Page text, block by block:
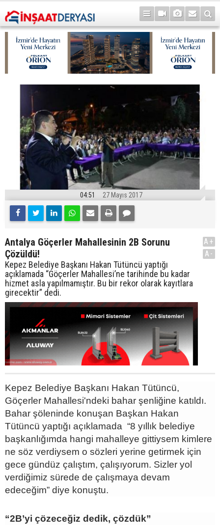
04:51 27 Mayıs 2017
Antalya Göçerler Mahallesinin 2B Sorunu
Çözüldü!
Kepez Belediye Başkanı Hakan Tütüncü yaptığı
açıklamada “Göçerler Mahallesi’ne tarihinde bu kadar
hizmet asla yapılmamıştır. Bu bir rekor olarak kayıtlara
girecektir” dedi.
A+
A-
Kepez Belediye Başkanı Hakan Tütüncü,
Göçerler Mahallesi'ndeki bahar şenliğine katıldı.
Bahar şöleninde konuşan Başkan Hakan
Tütüncü yaptığı açıklamada “8 yıllık belediye
başkanlığımda hangi mahalleye gittiysem kimlere
ne söz verdiysem o sözleri yerine getirmek için
gece gündüz çalıştım, çalışıyorum. Sizler yol
verdiğimiz sürede de çalışmaya devam
edeceğim” diye konuştu.
“2B’yi çözeceğiz dedik, çözdük”